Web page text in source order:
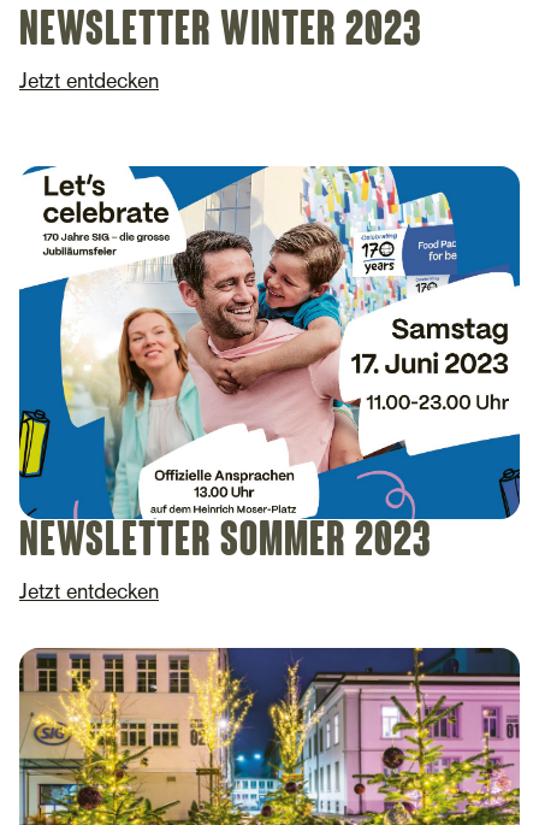
Newsletter Winter 2023
Jetzt entdecken
Newsletter Sommer 2023
Jetzt entdecken